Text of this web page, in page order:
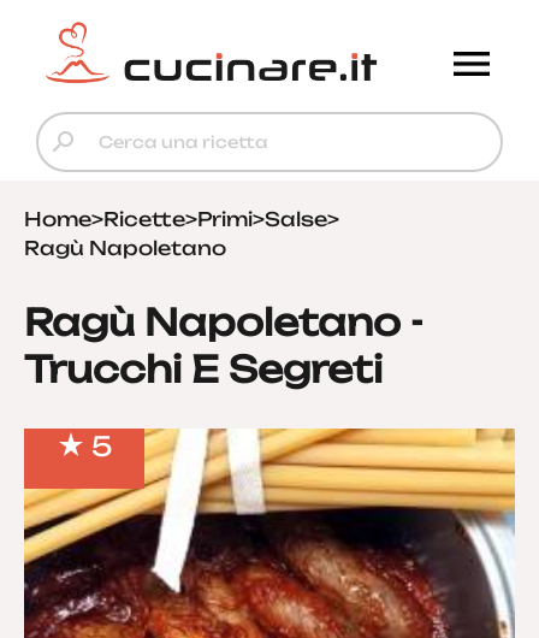
Home>Ricette>Primi>Salse>
Ragù Napoletano
Ragù Napoletano -
Trucchi E Segreti
5